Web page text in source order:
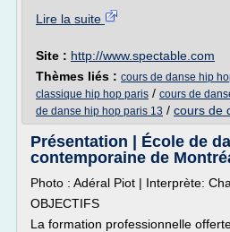
Lire la suite
Site : http://www.spectable.com
Thèmes liés : cours de danse hip
classique hip hop paris / cours de
de danse hip hop paris 13 / cours de
Présentation | École de
contemporaine de
Photo : Adéral Piot | Interprète:
OBJECTIFS
La formation professionnelle